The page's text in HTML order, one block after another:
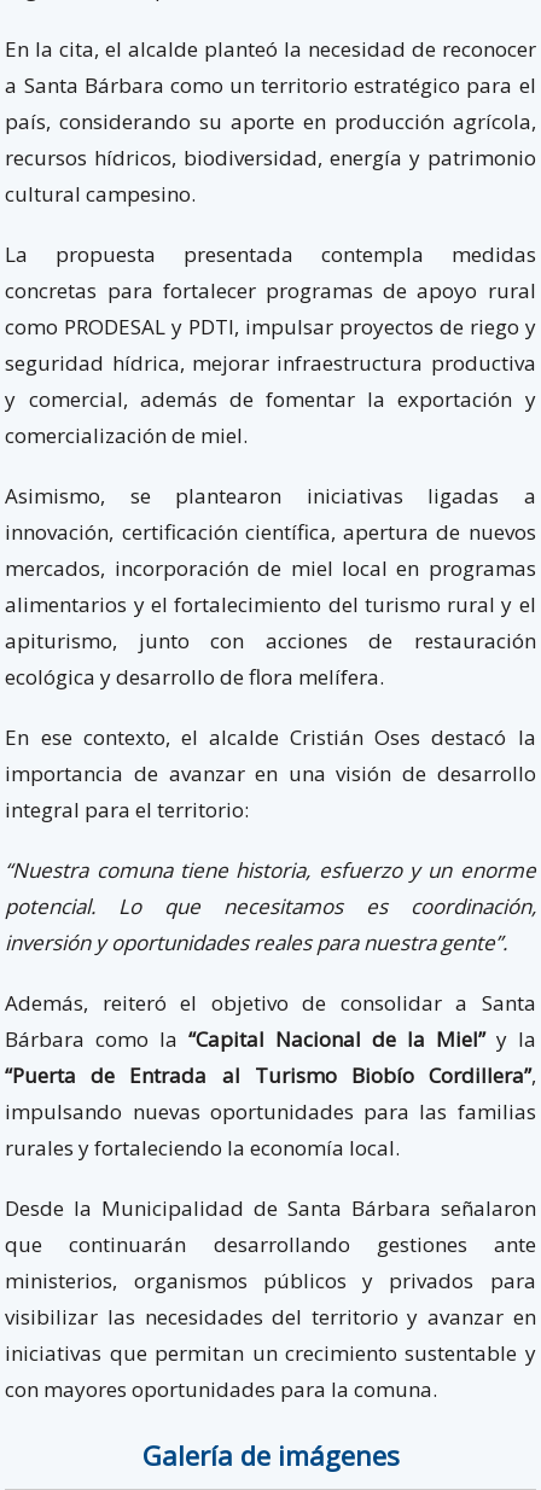
En la cita, el alcalde planteó la necesidad de reconocer
a Santa Bárbara como un territorio estratégico para el
país, considerando su aporte en producción agrícola,
recursos hídricos, biodiversidad, energía y patrimonio
cultural campesino.
La propuesta presentada contempla medidas
concretas para fortalecer programas de apoyo rural
como PRODESAL y PDTI, impulsar proyectos de riego y
seguridad hídrica, mejorar infraestructura productiva
y comercial, además de fomentar la exportación y
comercialización de miel.
Asimismo, se plantearon iniciativas ligadas a
innovación, certificación científica, apertura de nuevos
mercados, incorporación de miel local en programas
alimentarios y el fortalecimiento del turismo rural y el
apiturismo, junto con acciones de restauración
ecológica y desarrollo de flora melífera.
En ese contexto, el alcalde Cristián Oses destacó la
importancia de avanzar en una visión de desarrollo
integral para el territorio:
“Nuestra comuna tiene historia, esfuerzo y un enorme
potencial. Lo que necesitamos es coordinación,
inversión y oportunidades reales para nuestra gente”.
Además, reiteró el objetivo de consolidar a Santa
Bárbara como la“Capital Nacional de la Miel”y la
“Puerta de Entrada al Turismo Biobío Cordillera”,
impulsando nuevas oportunidades para las familias
rurales y fortaleciendo la economía local.
Desde la Municipalidad de Santa Bárbara señalaron
que continuarán desarrollando gestiones ante
ministerios, organismos públicos y privados para
visibilizar las necesidades del territorio y avanzar en
iniciativas que permitan un crecimiento sustentable y
con mayores oportunidades para la comuna.